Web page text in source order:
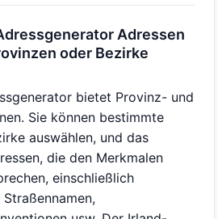
Adressen
oder Bezirke
bietet Provinz- und
Sie können bestimmte
auswählen, und das
die den Merkmalen
einschließlich